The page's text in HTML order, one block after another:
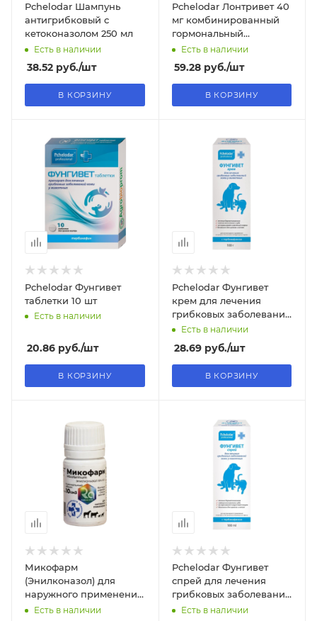
Pchelodar Шампунь
антигрибковый с
кетоконазолом 250 мл
Есть в наличии
38.52 руб./шт
В КОРЗИНУ
Pchelodar Лонтривет 40
мг комбинированный
гормональный
препарат 20 таблеток
Есть в наличии
59.28руб./шт
В КОРЗИНУ
Pchelodar Фунгивет
таблетки 10 шт
Есть в наличии
20.86 руб./шт
В КОРЗИНУ
Pchelodar Фунгивет
крем для лечения
грибковых заболеваний
кожи у животных 100 мл
Есть в наличии
28.69руб./шт
В КОРЗИНУ
Микофарм
(Энилконазол) для
наружного применения
10 мл
Есть в наличии
Pchelodar Фунгивет
спрей для лечения
грибковых заболеваний
кожи у животных 100 мл
Есть в наличии